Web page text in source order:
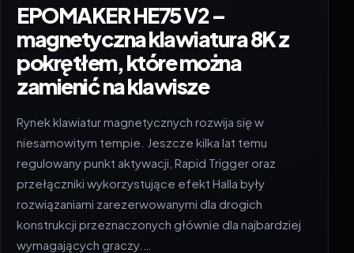
EPOMAKER HE75 V2 –
magnetyczna klawiatura 8K z
pokrętłem, które można
zamienić na klawisze
Rynek klawiatur magnetycznych rozwija się w
niesamowitym tempie. Jeszcze kilka lat temu
regulowany punkt aktywacji, Rapid Trigger oraz
przełączniki wykorzystujące efekt Halla były
rozwiązaniami zarezerwowanymi dla drogich
konstrukcji przeznaczonych głównie dla najbardziej
wymagających graczy.…